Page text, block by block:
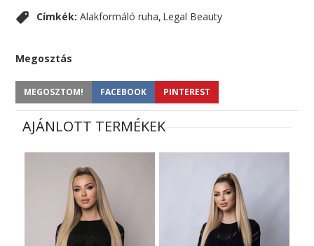
Címkék: Alakformáló ruha Legal Beauty
Megosztás
MEGOSZTOM! FACEBOOK PINTEREST
AJÁNLOTT TERMÉKEK